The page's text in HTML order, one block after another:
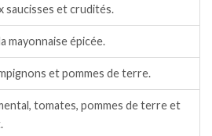
saucisses et crudités.
mayonnaise épicée.
et pommes de terre.
tomates, pommes de terre et